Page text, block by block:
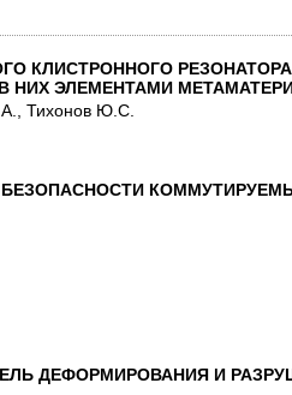
КЛИСТРОННОГО
ЭЛЕМЕНТАМИ
Тихонов Ю.С.
ДЕФОРМИРОВАНИЯ И